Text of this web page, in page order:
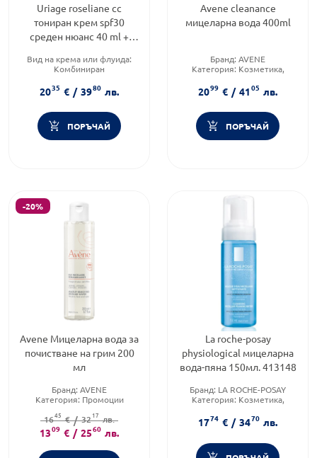
Uriage roseliane cc
тониран крем spf30
среден нюанс 40 ml +
Вид на крема или флуида:
Комбиниран
Функционалност:Антиейдж
2035 € / 3980 лв.
ПОРЪЧАЙ
Avene cleanance
мицеларна вода 400ml
Бранд: AVENE
Категория: Козметика,
Форма на продукта:вода
2099 € / 4105 лв.
ПОРЪЧАЙ
-20%
Avene Мицеларна вода за
почистване на грим 200
мл
Бранд: AVENE
Категория: Промоции
мицеларна вода
1645 € / 3217 лв.
1309 € / 2560 лв.
La roche-posay
physiological мицеларна
вода-пяна 150мл. 413148
Бранд: LA ROCHE-POSAY
Категория: Козметика,
Тип козметика:
Дермокозметика
1774 € / 3470 лв.